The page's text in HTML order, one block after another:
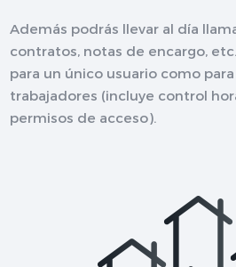
Además podrás llevar al día
contratos, notas de encargo,
para un único usuario como
trabajadores (incluye control
permisos de acceso).